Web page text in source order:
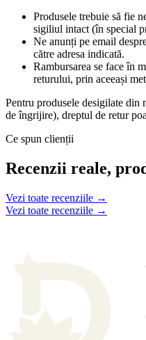
Produsele trebuie să fie
sigiliul intact (în special
Ne anunți pe email
către adresa indicată.
Rambursarea se face în
returului, prin aceeași
Pentru produsele desigilate din
de îngrijire), dreptul de retur
Ce spun clienții
Recenzii reale,
Vezi toate recenziile →
Vezi toate recenziile →